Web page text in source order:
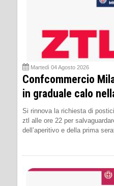
Martedì 04 Agosto 2026
Confcommercio
in graduale calo
Si rinnova la richiesta di
ztl alle ore 22 per
dell’aperitivo e della prima